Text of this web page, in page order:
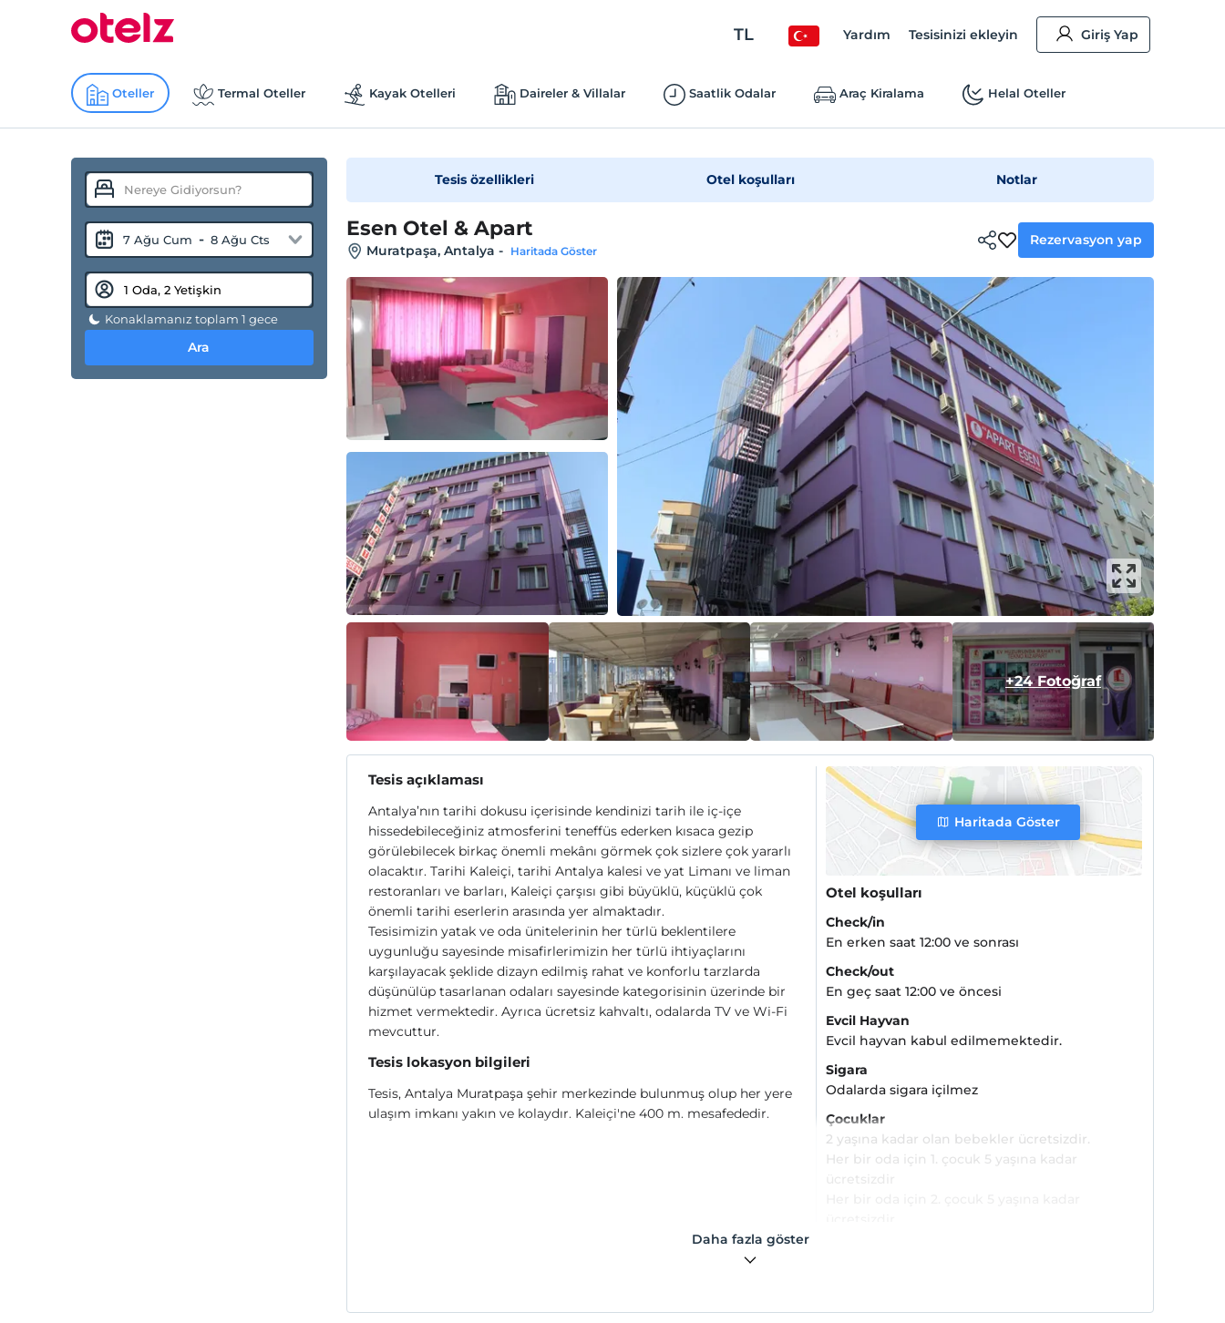
TL Yardım Tesisinizi ekleyin Giriş Yap
Oteller Termal Oteller Kayak Otelleri Daireler & Villalar Saatlik Odalar Araç Kiralama Helal Oteller
7 Ağu Cum - 8 Ağu Cts
Konaklamanız toplam 1 gece
Ara
Tesis özellikleri Otel koşulları Notlar
Esen Otel & Apart
Muratpaşa, Antalya - Haritada Göster
Rezervasyon yap
+24 Fotoğraf
Tesis açıklaması
Antalya’nın tarihi dokusu içerisinde kendinizi tarih ile iç-içe
hissedebileceğiniz atmosferini teneffüs ederken kısaca gezip
görülebilecek birkaç önemli mekânı görmek çok sizlere çok yararlı
olacaktır. Tarihi Kaleiçi, tarihi Antalya kalesi ve yat Limanı ve liman
restoranları ve barları, Kaleiçi çarşısı gibi büyüklü, küçüklü çok
önemli tarihi eserlerin arasında yer almaktadır.
Tesisimizin yatak ve oda ünitelerinin her türlü beklentilere
uygunluğu sayesinde misafirlerimizin her türlü ihtiyaçlarını
karşılayacak şeklide dizayn edilmiş rahat ve konforlu tarzlarda
düşünülüp tasarlanan odaları sayesinde kategorisinin üzerinde bir
hizmet vermektedir.Ayrıca ücretsiz kahvaltı, odalarda TV ve Wi-Fi
mevcuttur.
Tesis lokasyon bilgileri
Tesis, Antalya Muratpaşa şehir merkezinde bulunmuş olup her yere
ulaşım imkanı yakın ve kolaydır. Kaleiçi'ne 400 m. mesafededir.
Haritada Göster
Otel koşulları
Check/in
En erken saat 12:00 ve sonrası
Check/out
En geç saat 12:00 ve öncesi
Evcil Hayvan
Evcil hayvan kabul edilmemektedir.
Sigara
Odalarda sigara içilmez
Çocuklar
2 yaşına kadar olan bebekler ücretsizdir.
Her bir oda için 1. çocuk 5 yaşına kadar
ücretsizdir
Daha fazla göster